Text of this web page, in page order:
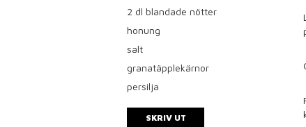
2 dl blandade nötter
honung
salt
granatäpplekärnor
persilja
SKRIV UT